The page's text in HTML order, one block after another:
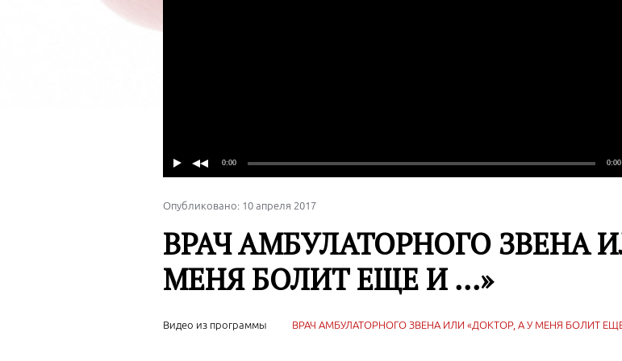
Опубликовано: 10 апреля 2017
ВРАЧ АМБУЛАТОРНОГО ЗВЕНА
МЕНЯ БОЛИТ ЕЩЕ И ...»
Видео из программы ВРАЧ АМБУЛАТОРНОГО ЗВЕНА ИЛИ «ДОКТОР, А У МЕНЯ БОЛИТ ЕЩЕ